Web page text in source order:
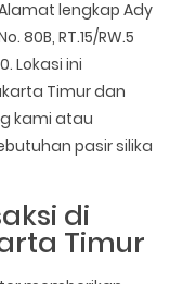
lengkap Ady
80B, RT.15/RW.5
Lokasi ini
Timur dan
kami atau
pasir silika
di
Timur